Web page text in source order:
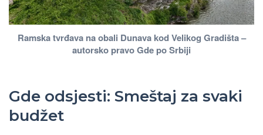
Ramska tvrđava na obali Dunava kod Velikog Gradišta –
autorsko pravo Gde po Srbiji
Gde odsjesti: Smeštaj za svaki
budžet